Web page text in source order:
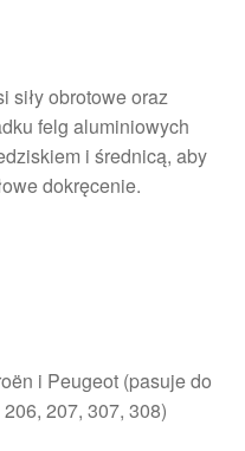
siły obrotowe oraz
felg aluminiowych
i średnicą, aby
dokręcenie.
i Peugeot (pasuje do
207, 307, 308)